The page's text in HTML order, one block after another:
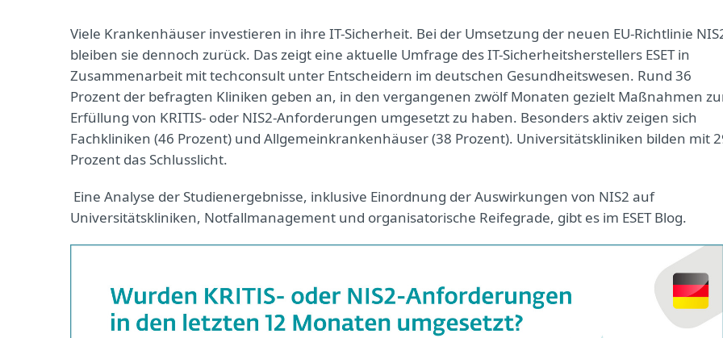
Viele Krankenhäuser investieren in ihre IT-Sicherheit. Bei der Umsetzung der neuen EU-Richtlinie
bleiben sie dennoch zurück. Das zeigt eine aktuelle Umfrage des IT-Sicherheitsherstellers ESET in
Zusammenarbeit mit techconsult unter Entscheidern im deutschen Gesundheitswesen. Rund 36
Prozent der befragten Kliniken geben an, in den vergangenen zwölf Monaten gezielt Maßnahmen
Erfüllung von KRITIS- oder NIS2-Anforderungen umgesetzt zu haben. Besonders aktiv zeigen sich
Fachkliniken (46 Prozent) und Allgemeinkrankenhäuser (38 Prozent). Universitätskliniken bilden mit
Prozent das Schlusslicht.
Eine Analyse der Studienergebnisse, inklusive Einordnung der Auswirkungen von NIS2 auf
Universitätskliniken, Notfallmanagement und organisatorische Reifegrade, gibt es im ESET Blog.